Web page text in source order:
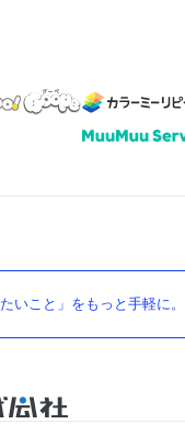
いこと」をもっと手軽に